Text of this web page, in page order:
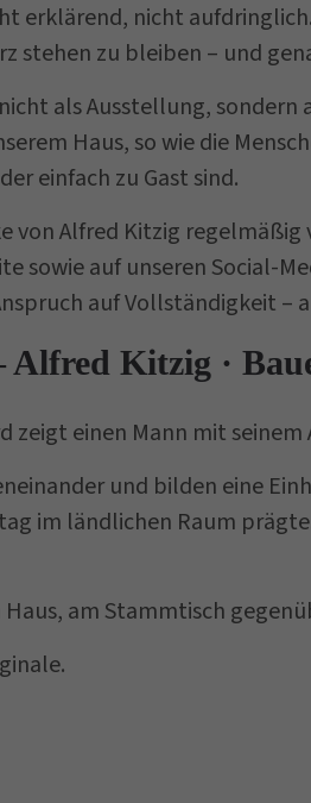
erklärend, nicht
stehen zu bleiben – und
als Ausstellung, sondern
Haus, so wie die
einfach zu Gast sind.
von Alfred Kitzig regelmäßig
sowie auf unseren Social-
auf Vollständigkeit
Alfred Kitzig ·
zeigt einen Mann mit
und bilden eine
im ländlichen Raum
am Stammtisch